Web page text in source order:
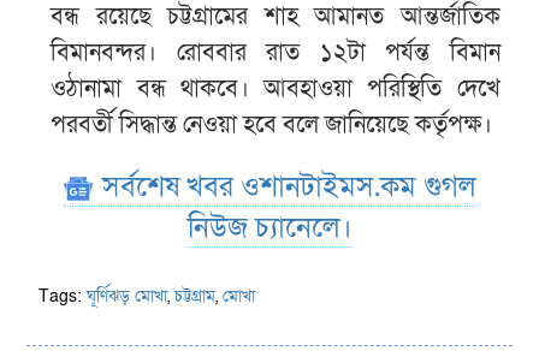
বন্ধ রয়েছে চট্টগ্রামের শাহ আমানত আন্তর্জাতিক
বিমানবন্দর। রোববার রাত ১২টা পর্যন্ত বিমান
ওঠানামা বন্ধ থাকবে। আবহাওয়া পরিস্থিতি দেখে
পরবর্তী সিদ্ধান্ত নেওয়া হবে বলে জানিয়েছে কর্তৃপক্ষ।
সর্বশেষ খবর ওশানটাইমস.কম গুগল
নিউজ চ্যানেলে।
Tags:ঘূর্ণিঝড় মোখা,চট্টগ্রাম,মোখা